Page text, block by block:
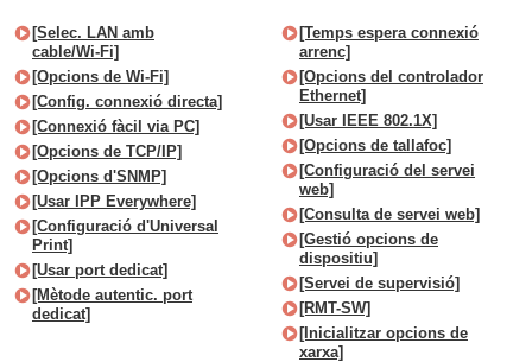
[Selec. LAN amb
cable/Wi-Fi]
[Opcions de Wi-Fi]
[Config. connexió directa]
[Connexió fàcil via PC]
[Opcions de TCP/IP]
[Opcions d'SNMP]
[Usar IPP Everywhere]
[Configuració d'Universal
Print]
[Usar port dedicat]
[Mètode autentic. port
dedicat]
[Temps espera connexió
arrenc]
[Opcions del controlador
Ethernet]
[Usar IEEE 802.1X]
[Opcions de tallafoc]
[Configuració del servei
web]
[Consulta de servei web]
[Gestió opcions de
dispositiu]
[Servei de supervisió]
[RMT-SW]
[Inicialitzar opcions de
xarxa]